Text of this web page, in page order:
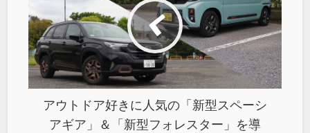
アウトドア好きに人気の「新型スペーシ
アギア」＆「新型フォレスター」を導